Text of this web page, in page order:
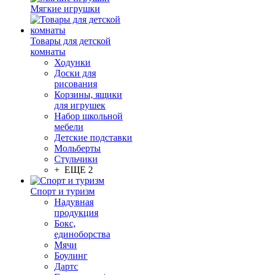
Мягкие игрушки
Товары для детской
комнаты
Ходунки
Доски для
рисования
Корзины, ящики
для игрушек
Набор школьной
мебели
Детские подставки
Мольберты
Стульчики
+ ЕЩЕ 2
Спорт и туризм
Надувная
продукция
Бокс,
единоборства
Мячи
Боулинг
Дартс